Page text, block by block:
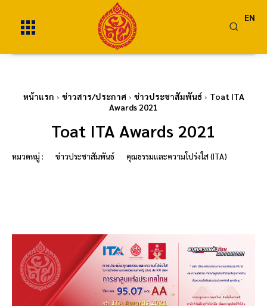
EN
หน้าแรก ข่าวสาร/ประกาศ ข่าวประชาสัมพันธ์
Toat ITA
Awards 2021
Toat ITA Awards 2021
หมวดหมู่ : ข่าวประชาสัมพันธ์ คุณธรรมและความโปร่งใส (ITA)